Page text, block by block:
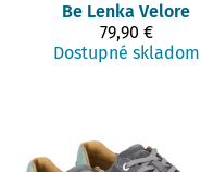
Be Lenka Velore
79,90 €
Dostupné skladom